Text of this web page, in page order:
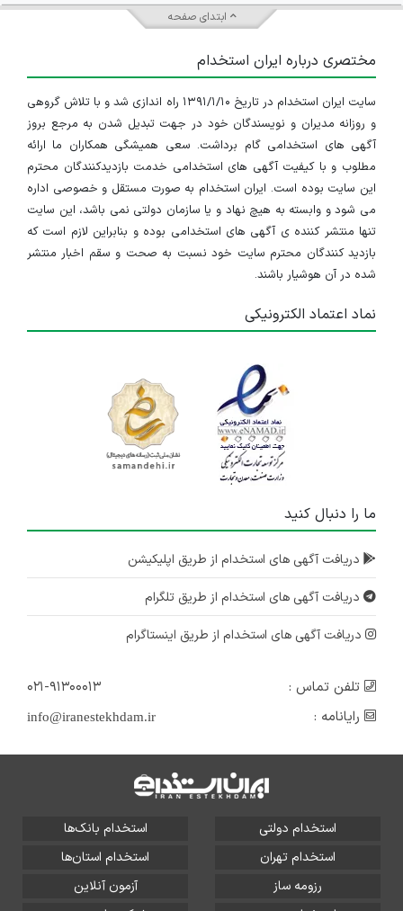
ابتدای صفحه
مختصری درباره ایران استخدام
سایت ایران استخدام در تاریخ ۱۳۹۱/۱/۱۰ راه اندازی شد و با تلاش گروهی
و روزانه مدیران و نویسندگان خود در جهت تبدیل شدن به مرجع بروز
آگهی های استخدامی گام برداشت. سعی همیشگی همکاران ما ارائه
مطلوب و با کیفیت آگهی های استخدامی خدمت بازدیدکنندگان محترم
این سایت بوده است. ایران استخدام به صورت مستقل و خصوصی اداره
می شود و وابسته به هیچ نهاد و یا سازمان دولتی نمی باشد، این سایت
تنها منتشر کننده ی آگهی های استخدامی بوده و بنابراین لازم است که
بازدید کنندگان محترم سایت خود نسبت به صحت و سقم اخبار منتشر
شده در آن هوشیار باشند.
نماد اعتماد الکترونیکی
ما را دنبال کنید
دریافت آگهی های استخدام از طریق اپلیکیشن
دریافت آگهی های استخدام از طریق تلگرام
دریافت آگهی های استخدام از طریق اینستاگرام
تلفن تماس :
۰۲۱-۹۱۳۰۰۰۱۳
رایانامه :
info@iranestekhdam.ir
استخدام دولتی
استخدام بانک‌ها
استخدام تهران
استخدام استان‌ها
رزومه ساز
آزمون آنلاین